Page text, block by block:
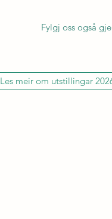
Fylgj oss også
Les meir om utstillingar